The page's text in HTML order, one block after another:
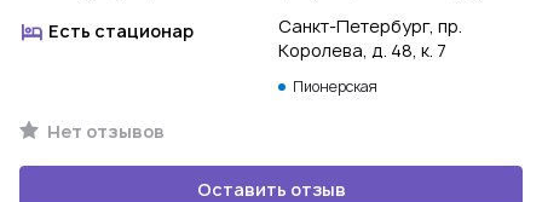
Есть стационар
Санкт-Петербург, пр.
Королева, д. 48, к. 7
Пионерская
Нет отзывов
Оставить отзыв